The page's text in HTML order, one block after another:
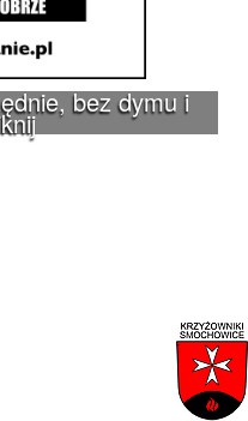
bez dymu i